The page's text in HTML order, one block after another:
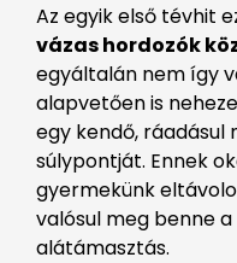
Az egyik első tévhit
vázas hordozók
egyáltalán nem így
alapvetően is
egy kendő, ráadásul
súlypontját. Ennek
gyermekünk
valósul meg benne
alátámasztás.